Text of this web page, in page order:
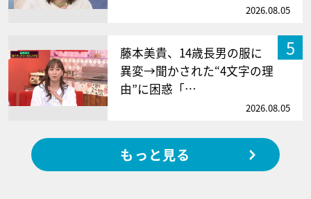
2026.08.05
5
藤本美貴、14歳長男の服に
異変→聞かされた“4文字の理
由”に困惑「…
2026.08.05
もっと見る